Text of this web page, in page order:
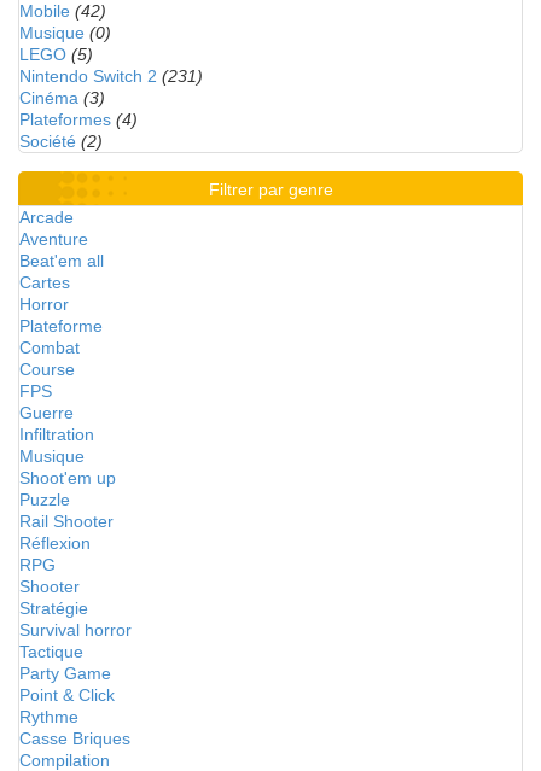
Mobile (42)
Musique (0)
LEGO (5)
Nintendo Switch 2 (231)
Cinéma (3)
Plateformes (4)
Société (2)
Filtrer par genre
Arcade
Aventure
Beat'em all
Cartes
Horror
Plateforme
Combat
Course
FPS
Guerre
Infiltration
Musique
Shoot'em up
Puzzle
Rail Shooter
Réflexion
RPG
Shooter
Stratégie
Survival horror
Tactique
Party Game
Point & Click
Rythme
Casse Briques
Compilation